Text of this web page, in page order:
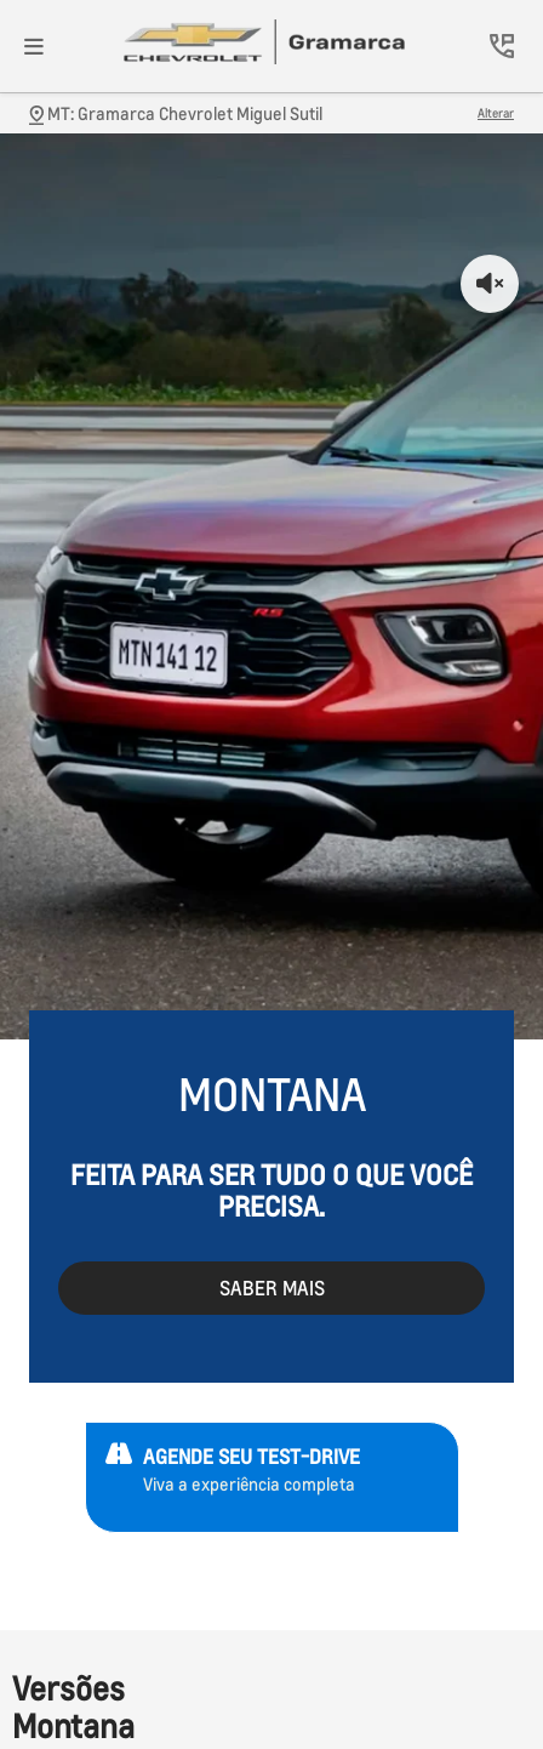
MT: Gramarca Chevrolet Miguel Sutil Alterar
MONTANA
FEITA PARA SER TUDO O QUE VOCÊ
PRECISA.
SABER MAIS
AGENDE SEU TEST-DRIVE
Viva a experiência completa
Versões
Montana